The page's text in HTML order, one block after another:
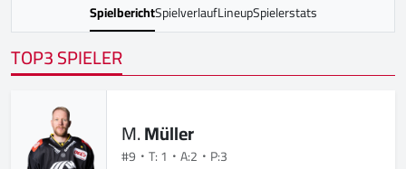
SpielberichtSpielverlaufLineupSpielerstats
TOP3 SPIELER
M.Müller
#9 T: 1 A:2 P:3